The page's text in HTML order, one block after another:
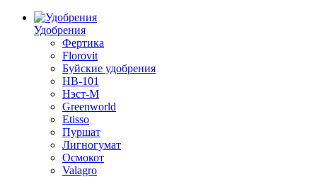
Удобрения
Фертика
Florovit
Буйские удобрения
HB-101
Нэст-М
Greenworld
Etisso
Пуршат
Лигногумат
Осмокот
Valagro